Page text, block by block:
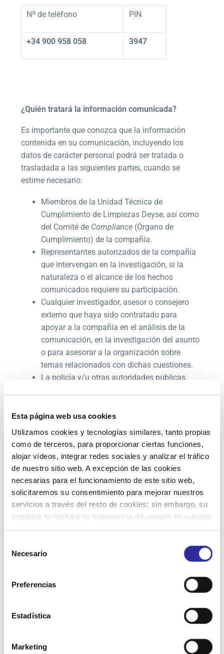
Esta página web usa cookies
Utilizamos cookies y tecnologías similares, tanto propias
como de terceros, para proporcionar ciertas funciones,
alojar vídeos, integrar redes sociales y analizar el tráfico
de nuestro sitio web. A excepción de las cookies
necesarias para el funcionamiento de este sitio web,
solicitaremos su consentimiento para mejorar nuestros
servicios a través del resto de cookies; sin embargo, su
negativa no limitará su experiencia de usuario en nuestra
web. Puede configurar o rechazar de forma
más información, puede consultar nuestra
Política de
Necesario
Preferencias
Estadística
Marketing
Nº de teléfono PIN
+34 900 958 058 3947
¿Quién tratará la información comunicada?
Es importante que conozca que la información
contenida en su comunicación, incluyendo los
datos de carácter personal podrá ser tratada o
trasladada a las siguientes partes, cuando se
estime necesario:
Miembros de la Unidad Técnica de
Cumplimiento de Limpiezas Deyse, así como
del Comité de Compliance (Órgano de
Cumplimiento) de la compañía.
Representantes autorizados de la compañía
que intervengan en la investigación, si la
naturaleza o el alcance de los hechos
comunicados requiere su participación.
Cualquier investigador, asesor o consejero
externo que haya sido contratado para
apoyar a la compañía en el análisis de la
comunicación, en la investigación del asunto
o para asesorar a la organización sobre
temas relacionados con dichas cuestiones.
La policía y/u otras autoridades públicas
Por favor, no olvide leer nuestra
privacidad del canal ético. También dispone de
información relativa a la protección de datos en la
propiaPolítica de Funcionamiento del Canal Ético.
DESCARGAS